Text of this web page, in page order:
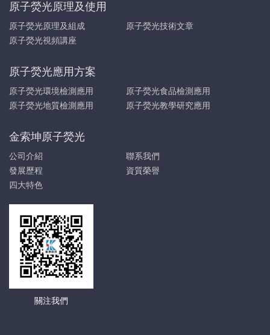
原子熒光原理及使用
原子熒光原理及組成
原子熒光技術文章
原子熒光視頻講座
原子熒光應用方案
原子熒光環境檢測應用
原子熒光食品檢測應用
原子熒光地質檢測應用
原子熒光教學研究應用
金索坤原子熒光
公司介紹
聯系我們
發展歷程
資質榮譽
四大特色
關注我們